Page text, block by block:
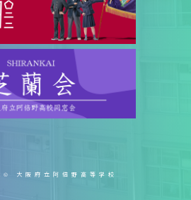
阪府立阿倍野高等学校